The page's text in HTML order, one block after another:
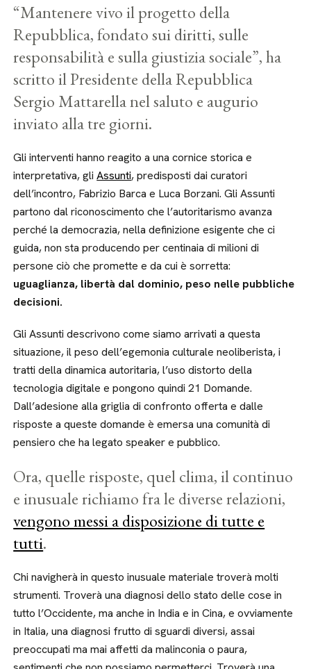
“Mantenere vivo il progetto della
Repubblica, fondato sui diritti, sulle
responsabilità e sulla giustizia sociale”, ha
scritto il Presidente della Repubblica
Sergio Mattarella nel saluto e augurio
inviato alla tre giorni.
Gli interventi hanno reagito a una cornice storica e
interpretativa, gliAssunti, predisposti dai curatori
dell’incontro, Fabrizio Barca e Luca Borzani. Gli Assunti
partono dal riconoscimento che l’autoritarismo avanza
perché la democrazia, nella definizione esigente che ci
guida, non sta producendo per centinaia di milioni di
persone ciò che promette e da cui è sorretta:
uguaglianza, libertà dal dominio, peso nelle pubbliche
decisioni.
Gli Assunti descrivono come siamo arrivati a questa
situazione, il peso dell’egemonia culturale neoliberista, i
tratti della dinamica autoritaria, l’uso distorto della
tecnologia digitale e pongono quindi 21 Domande.
Dall’adesione alla griglia di confronto offerta e dalle
risposte a queste domande è emersa una comunità di
pensiero che ha legato speaker e pubblico.
Ora, quelle risposte, quel clima, il continuo
e inusuale richiamo fra le diverse relazioni,
vengono messi a disposizione di tutte e
tutti.
Chi navigherà in questo inusuale materiale troverà molti
strumenti. Troverà una diagnosi dello stato delle cose in
tutto l’Occidente, ma anche in India e in Cina, e ovviamente
in Italia, una diagnosi frutto di sguardi diversi, assai
preoccupati ma mai affetti da malinconia o paura,